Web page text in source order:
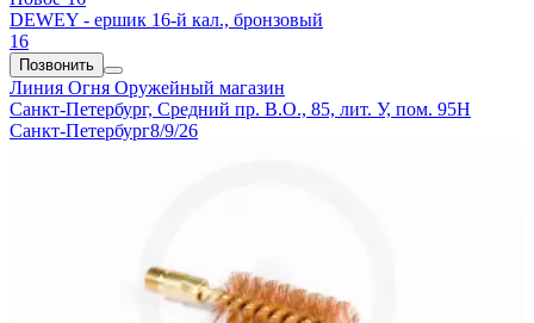
DEWEY - ершик 16-й кал., бронзовый
16
Позвонить
Линия Огня Оружейный магазин
Санкт-Петербург, Средний пр. В.О., 85, лит. У, пом. 95Н
Санкт-Петербург8/9/26